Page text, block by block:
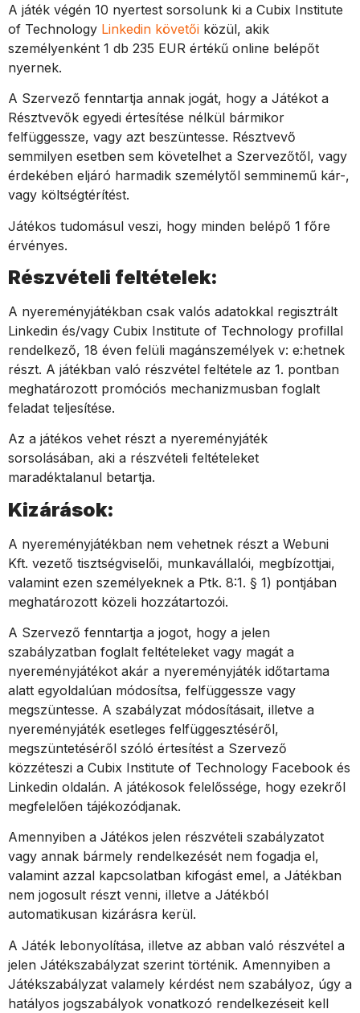
A játék végén 10 nyertest sorsolunk ki a Cubix Institute
of Technology Linkedin követői közül, akik
személyenként 1 db 235 EUR értékű online belépőt
nyernek.
A Szervező fenntartja annak jogát, hogy a Játékot a
Résztvevők egyedi értesítése nélkül bármikor
felfüggessze, vagy azt beszüntesse. Résztvevő
semmilyen esetben sem követelhet a Szervezőtől, vagy
érdekében eljáró harmadik személytől semminemű kár-,
vagy költségtérítést.
Játékos tudomásul veszi, hogy minden belépő 1 főre
érvényes.
Részvételi feltételek:
A nyereményjátékban csak valós adatokkal regisztrált
Linkedin és/vagy Cubix Institute of Technology profillal
rendelkező, 18 éven felüli magánszemélyek v: e:hetnek
részt. A játékban való részvétel feltétele az 1. pontban
meghatározott promóciós mechanizmusban foglalt
feladat teljesítése.
Az a játékos vehet részt a nyereményjáték
sorsolásában, aki a részvételi feltételeket
maradéktalanul betartja.
Kizárások:
A nyereményjátékban nem vehetnek részt a Webuni
Kft. vezető tisztségviselői, munkavállalói, megbízottjai,
valamint ezen személyeknek a Ptk. 8:1. § 1) pontjában
meghatározott közeli hozzátartozói.
A Szervező fenntartja a jogot, hogy a jelen
szabályzatban foglalt feltételeket vagy magát a
nyereményjátékot akár a nyereményjáték időtartama
alatt egyoldalúan módosítsa, felfüggessze vagy
megszüntesse. A szabályzat módosításait, illetve a
nyereményjáték esetleges felfüggesztéséről,
megszüntetéséről szóló értesítést a Szervező
közzéteszi a Cubix Institute of Technology Facebook és
Linkedin oldalán. A játékosok felelőssége, hogy ezekről
megfelelően tájékozódjanak.
Amennyiben a Játékos jelen részvételi szabályzatot
vagy annak bármely rendelkezését nem fogadja el,
valamint azzal kapcsolatban kifogást emel, a Játékban
nem jogosult részt venni, illetve a Játékból
automatikusan kizárásra kerül.
A Játék lebonyolítása, illetve az abban való részvétel a
jelen Játékszabályzat szerint történik. Amennyiben a
Játékszabályzat valamely kérdést nem szabályoz, úgy a
hatályos jogszabályok vonatkozó rendelkezéseit kell